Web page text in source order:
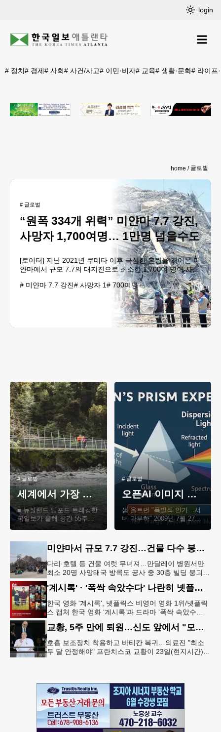
login
# 정치# 경제# 사회# 사건/사고# 이민·비자# 교육# 생활·문화# 라이프
home 글로벌
# 글로벌
“원폭 334개 위력” 미얀마 7.7 강진,
사망자 1,700여명… 1만명 넘을수도
[로이터] 지난 2021년 쿠데타 이후 극심한 혼란을 겪어온 미
얀마에서 규모 7.7의 대지진으로 최소한 1,700여 명이 사망
하는 참극이 발생했다. 지난 28일 미얀마의 만달레이 지역
을 강타한 강진으로 1,000km 떨어진 태국 수도 방콕까지 크
게 흔들리면서 공사중이던 30층 건물이 붕괴되는 등 피해가
# 미얀마 7.7 강진# 사망자 1# 700여명
#글로벌
세계에서 가장 아름다운 트레킹… 뉴질랜드 밀포드
■ 뉴질랜드 밀포드 트레킹한
국일보가 올해 창간 55주년
기념으로 기획한‘산티아고
폭발적인 관심..
# 글로벌
오픈AI 이미지 생성 모델, 스튜디오 지브리 저작권 침해 논란
샘 올트먼 "폭발적 인기…서
버 과부하" 2009년 7월 27일
로스앤젤레스에서 열린 '포
취한 일본의 애..
미얀마서 규모 7.7 강진…건물 다수 붕괴·대규모 사상자 발생
다리·호텔 등 건물 여럿 무너져…만달레이 병원서만
최소 20명 사망태국 방콕도 공사 중 30층 빌딩 붕괴…
재미얀마 한인회
'계시록' · '폭싹 속았수다' 나란히 넷플릭스 비영어 1위에
한국 영화 '계시록', 넷플릭스 비영어 영화 1위/넷플릭
스 캡처 한국 영화 ‘계시록’과 드라마 ‘폭싹 속았수
다.26일 넷플릭스
교황, 5주 만에 퇴원…신도 앞에서 "모두에게 감사"
호흡 보조장치 착용하고 바티칸 복귀…의료진 "최소
두 달 안정해야" 프란치스코 교황이 23일(현지시간)